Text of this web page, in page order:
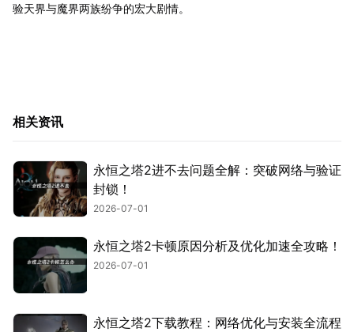
验天界与魔界两族纷争的宏大剧情。
相关资讯
永恒之塔2进不去问题全解：突破网络与验证
封锁！
2026-07-01
永恒之塔2卡顿原因分析及优化加速全攻略！
2026-07-01
永恒之塔2下载教程：网络优化与安装全流程